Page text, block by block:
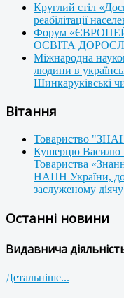
Круглий стіл
реабілітації
Форум
ОСВІТА
Міжнародна
людини в
Шинкаруківські
Вітання
Товариство
Кушерцю Василю
Товариства
НАПН України,
заслуженому
Останні новини
Видавнича
Детальніше...